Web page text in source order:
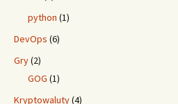
python (1)
DevOps (6)
Gry(2)
GOG (1)
Kryptowaluty(4)